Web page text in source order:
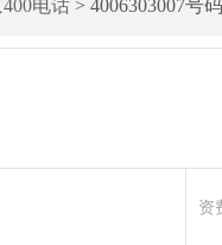
电话 > 4006303007号
资